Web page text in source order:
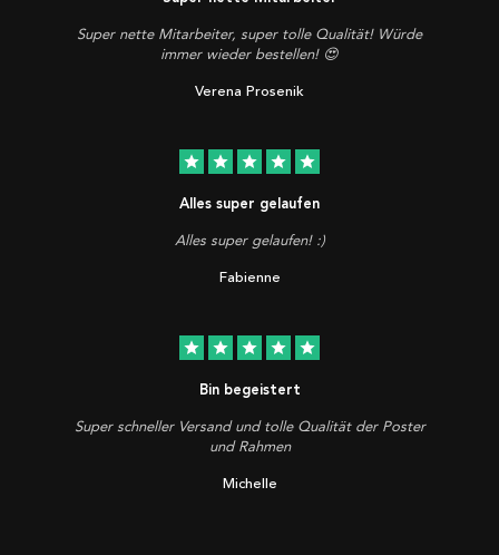
Super nette Mitarbeiter, super tolle Qualität! Würde
immer wieder bestellen! 😍
Verena Prosenik
star star star star star
Alles super gelaufen
Alles super gelaufen! :)
Fabienne
star star star star star
Bin begeistert
Super schneller Versand und tolle Qualität der Poster
und Rahmen
Michelle